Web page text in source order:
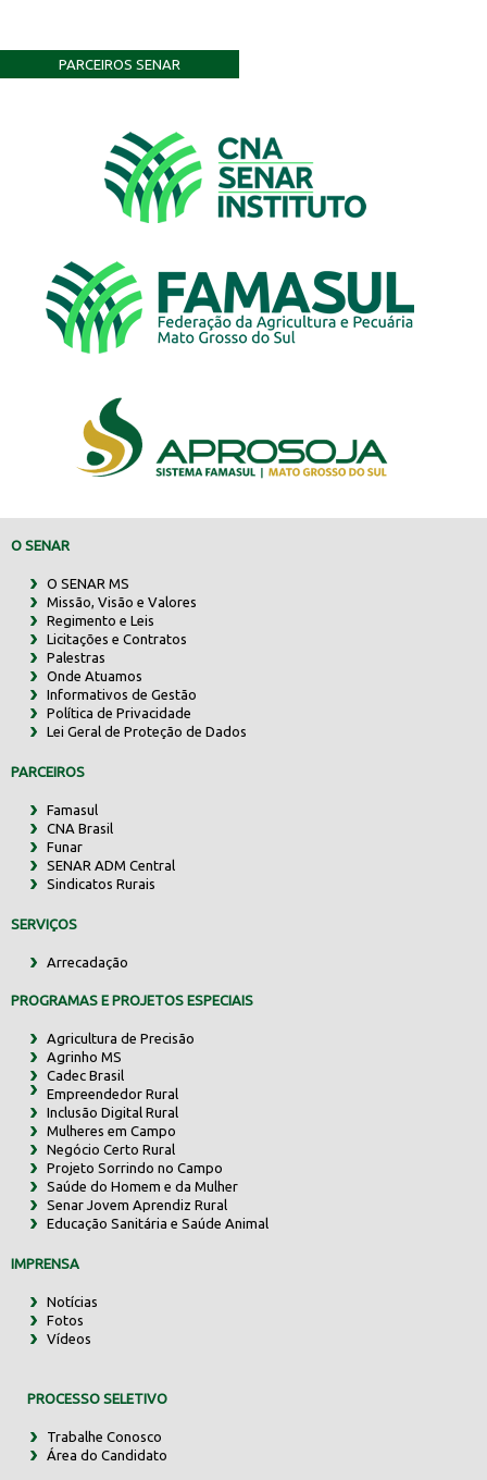
PARCEIROS SENAR
O SENAR
O SENAR MS
Missão, Visão e Valores
Regimento e Leis
Licitações e Contratos
Palestras
Onde Atuamos
Informativos de Gestão
Política de Privacidade
Lei Geral de Proteção de Dados
PARCEIROS
Famasul
CNA Brasil
Funar
SENAR ADM Central
Sindicatos Rurais
SERVIÇOS
Arrecadação
PROGRAMAS E PROJETOS ESPECIAIS
Agricultura de Precisão
Agrinho MS
Cadec Brasil
Empreendedor Rural
Inclusão Digital Rural
Mulheres em Campo
Negócio Certo Rural
Projeto Sorrindo no Campo
Saúde do Homem e da Mulher
Senar Jovem Aprendiz Rural
Educação Sanitária e Saúde Animal
IMPRENSA
Notícias
Fotos
Vídeos
PROCESSO SELETIVO
Trabalhe Conosco
Área do Candidato